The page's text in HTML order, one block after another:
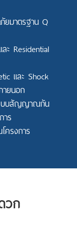
ยมาตรฐาน Q
ะ Residential
และ Shock
ายนอก
ะบบสัญญาณกัน
าร
ครงการ
วก